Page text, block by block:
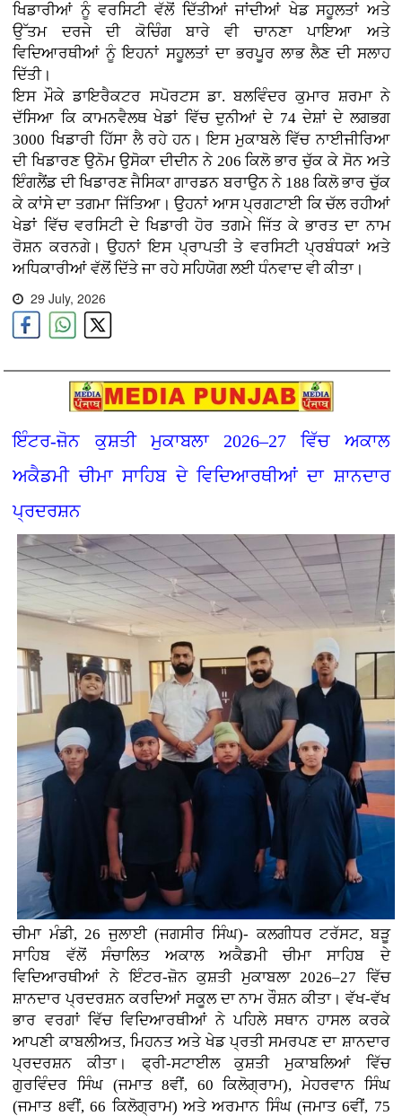
ਖਿਡਾਰੀਆਂ ਨੂੰ ਵਰਸਿਟੀ ਵੱਲੋਂ ਦਿੱਤੀਆਂ ਜਾਂਦੀਆਂ ਖੇਡ ਸਹੂਲਤਾਂ ਅਤੇ
ਉੱਤਮ ਦਰਜੇ ਦੀ ਕੋਚਿੰਗ ਬਾਰੇ ਵੀ ਚਾਨਣਾ ਪਾਇਆ ਅਤੇ
ਵਿਦਿਆਰਥੀਆਂ ਨੂੰ ਇਹਨਾਂ ਸਹੂਲਤਾਂ ਦਾ ਭਰਪੂਰ ਲਾਭ ਲੈਣ ਦੀ ਸਲਾਹ
ਦਿੱਤੀ।
ਇਸ ਮੌਕੇ ਡਾਇਰੈਕਟਰ ਸਪੋਰਟਸ ਡਾ. ਬਲਵਿੰਦਰ ਕੁਮਾਰ ਸ਼ਰਮਾ ਨੇ
ਦੱਸਿਆ ਕਿ ਕਾਮਨਵੈਲਥ ਖੇਡਾਂ ਵਿੱਚ ਦੁਨੀਆਂ ਦੇ 74 ਦੇਸ਼ਾਂ ਦੇ ਲਗਭਗ
3000 ਖਿਡਾਰੀ ਹਿੱਸਾ ਲੈ ਰਹੇ ਹਨ। ਇਸ ਮੁਕਾਬਲੇ ਵਿੱਚ ਨਾਈਜੀਰਿਆ
ਦੀ ਖਿਡਾਰਣ ਉਨੋਮ ਉਸੋਕਾ ਦੀਦੀਨ ਨੇ 206 ਕਿਲੋ ਭਾਰ ਚੁੱਕ ਕੇ ਸੋਨ ਅਤੇ
ਇੰਗਲੈਂਡ ਦੀ ਖਿਡਾਰਣ ਜੈਸਿਕਾ ਗਾਰਡਨ ਬਰਾਉਨ ਨੇ 188 ਕਿਲੋ ਭਾਰ ਚੁੱਕ
ਕੇ ਕਾਂਸੇ ਦਾ ਤਗਮਾ ਜਿੱਤਿਆ। ਉਹਨਾਂ ਆਸ ਪ੍ਰਗਟਾਈ ਕਿ ਚੱਲ ਰਹੀਆਂ
ਖੇਡਾਂ ਵਿੱਚ ਵਰਸਿਟੀ ਦੇ ਖਿਡਾਰੀ ਹੋਰ ਤਗਮੇ ਜਿੱਤ ਕੇ ਭਾਰਤ ਦਾ ਨਾਮ
ਰੋਸ਼ਨ ਕਰਨਗੇ। ਉਹਨਾਂ ਇਸ ਪ੍ਰਾਪਤੀ ਤੇ ਵਰਸਿਟੀ ਪ੍ਰਬੰਧਕਾਂ ਅਤੇ
ਅਧਿਕਾਰੀਆਂ ਵੱਲੋਂ ਦਿੱਤੇ ਜਾ ਰਹੇ ਸਹਿਯੋਗ ਲਈ ਧੰਨਵਾਦ ਵੀ ਕੀਤਾ।
29 July, 2026
ਇੰਟਰ-ਜ਼ੋਨ ਕੁਸ਼ਤੀ ਮੁਕਾਬਲਾ 2026–27 ਵਿੱਚ ਅਕਾਲ
ਅਕੈਡਮੀ ਚੀਮਾ ਸਾਹਿਬ ਦੇ ਵਿਦਿਆਰਥੀਆਂ ਦਾ ਸ਼ਾਨਦਾਰ
ਪ੍ਰਦਰਸ਼ਨ
ਚੀਮਾ ਮੰਡੀ, 26 ਜੁਲਾਈ (ਜਗਸੀਰ ਸਿੰਘ)- ਕਲਗੀਧਰ ਟਰੱਸਟ, ਬੜੂ
ਸਾਹਿਬ ਵੱਲੋਂ ਸੰਚਾਲਿਤ ਅਕਾਲ ਅਕੈਡਮੀ ਚੀਮਾ ਸਾਹਿਬ ਦੇ
ਵਿਦਿਆਰਥੀਆਂ ਨੇ ਇੰਟਰ-ਜ਼ੋਨ ਕੁਸ਼ਤੀ ਮੁਕਾਬਲਾ 2026–27 ਵਿੱਚ
ਸ਼ਾਨਦਾਰ ਪ੍ਰਦਰਸ਼ਨ ਕਰਦਿਆਂ ਸਕੂਲ ਦਾ ਨਾਮ ਰੌਸ਼ਨ ਕੀਤਾ। ਵੱਖ-ਵੱਖ
ਭਾਰ ਵਰਗਾਂ ਵਿੱਚ ਵਿਦਿਆਰਥੀਆਂ ਨੇ ਪਹਿਲੇ ਸਥਾਨ ਹਾਸਲ ਕਰਕੇ
ਆਪਣੀ ਕਾਬਲੀਅਤ, ਮਿਹਨਤ ਅਤੇ ਖੇਡ ਪ੍ਰਤੀ ਸਮਰਪਣ ਦਾ ਸ਼ਾਨਦਾਰ
ਪ੍ਰਦਰਸ਼ਨ ਕੀਤਾ। ਫ੍ਰੀ-ਸਟਾਈਲ ਕੁਸ਼ਤੀ ਮੁਕਾਬਲਿਆਂ ਵਿੱਚ
ਗੁਰਵਿੰਦਰ ਸਿੰਘ (ਜਮਾਤ 8ਵੀਂ, 60 ਕਿਲੋਗ੍ਰਾਮ), ਮੇਹਰਵਾਨ ਸਿੰਘ
(ਜਮਾਤ 8ਵੀਂ, 66 ਕਿਲੋਗ੍ਰਾਮ) ਅਤੇ ਅਰਮਾਨ ਸਿੰਘ (ਜਮਾਤ 6ਵੀਂ, 75